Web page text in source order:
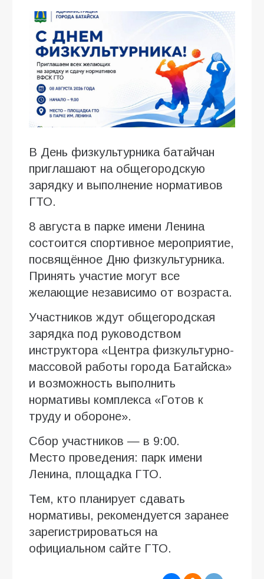
В День физкультурника батайчан
приглашают на общегородскую
зарядку и выполнение нормативов
ГТО.
8 августа в парке имени Ленина
состоится спортивное мероприятие,
посвящённое Дню физкультурника.
Принять участие могут все
желающие независимо от возраста.
Участников ждут общегородская
зарядка под руководством
инструктора «Центра физкультурно-
массовой работы города Батайска»
и возможность выполнить
нормативы комплекса «Готов к
труду и обороне».
Сбор участников — в 9:00.
Место проведения: парк имени
Ленина, площадка ГТО.
Тем, кто планирует сдавать
нормативы, рекомендуется заранее
зарегистрироваться на
официальном сайте ГТО.